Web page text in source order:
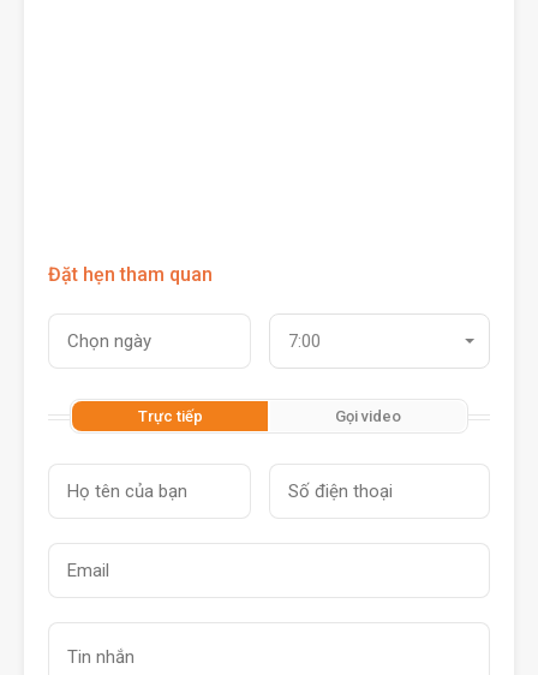
Đặt hẹn tham quan
7:00
Trực tiếp Gọi video